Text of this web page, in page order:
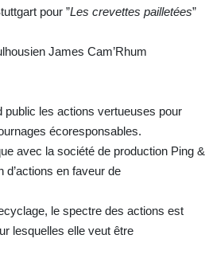
pour ”Les crevettes pailletées”
James Cam’Rhum
public les actions vertueuses pour
écoresponsables.
avec la société de production Ping &
d’actions en faveur de
le spectre des actions est
lesquelles elle veut être